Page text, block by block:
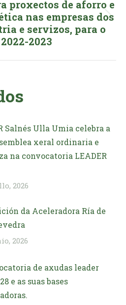
Next
post:
proxectos de aforro e
nas empresas dos
e servizos, para o
2023
Salnés Ulla Umia celebra a
xeral ordinaria e
na convocatoria LEADER
2026
da Aceleradora Ría de
2026
de axudas leader
e as suas bases